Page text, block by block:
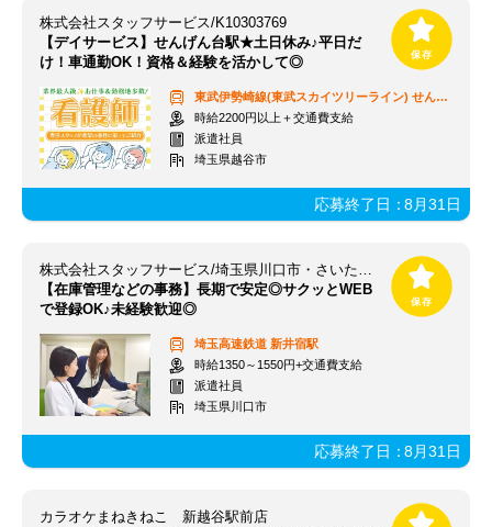
株式会社スタッフサービス/K10303769
【デイサービス】せんげん台駅★土日休み♪平日だ
け！車通勤OK！資格＆経験を活かして◎
東武伊勢崎線(東武スカイツリーライン) せんげん台駅
時給2200円以上＋交通費支給
派遣社員
埼玉県越谷市
応募終了日：8月31日
株式会社スタッフサービス/埼玉県川口市・さいたま【新井宿駅】
【在庫管理などの事務】長期で安定◎サクッとWEB
で登録OK♪未経験歓迎◎
埼玉高速鉄道 新井宿駅
時給1350～1550円+交通費支給
派遣社員
埼玉県川口市
応募終了日：8月31日
カラオケまねきねこ 新越谷駅前店